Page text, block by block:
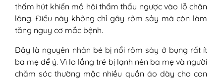
thấm hút khiến mồ hôi thẩm thấu ngược vào lỗ chân
lông. Điều này không chỉ gây rôm sảy mà còn làm
tăng nguy cơ mắc bệnh.
Đây là nguyên nhân bé bị nổi rôm sảy ở bụng rất ít
ba mẹ để ý. Vì lo lắng trẻ bị lạnh nên ba mẹ và người
chăm sóc thường mặc nhiều quần áo dày cho con